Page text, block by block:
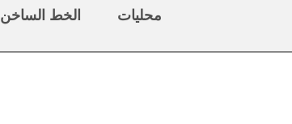
محليات الخط الساخن